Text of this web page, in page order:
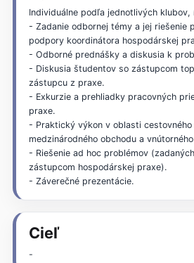
Individuálne podľa jednotlivých klubov,
- Zadanie odbornej témy a jej riešenie
podpory koordinátora hospodárskej
- Odborné prednášky a diskusia k
- Diskusia študentov so zástupcom
zástupcu z praxe.
- Exkurzie a prehliadky pracovných
praxe.
- Praktický výkon v oblasti cestovného
medzinárodného obchodu a
- Riešenie ad hoc problémov
zástupcom hospodárskej praxe).
- Záverečné prezentácie.
Cieľ
-